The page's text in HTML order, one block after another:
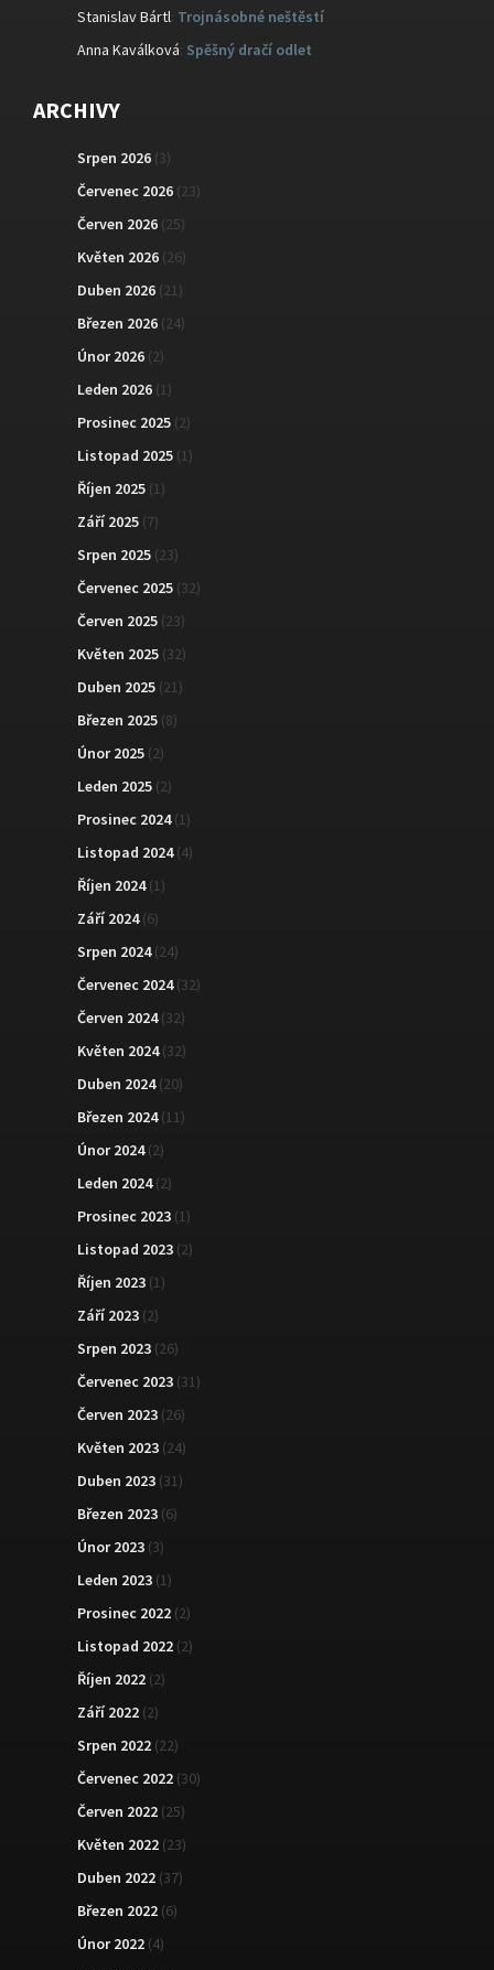
Stanislav Bártl: Trojnásobné neštěstí
Anna Kaválková: Spěšný dračí odlet
ARCHIVY
Srpen 2026 (3)
Červenec 2026 (23)
Červen 2026 (25)
Květen 2026 (26)
Duben 2026 (21)
Březen 2026 (24)
Únor 2026 (2)
Leden 2026 (1)
Prosinec 2025 (2)
Listopad 2025 (1)
Říjen 2025 (1)
Září 2025 (7)
Srpen 2025 (23)
Červenec 2025 (32)
Červen 2025 (23)
Květen 2025 (32)
Duben 2025 (21)
Březen 2025 (8)
Únor 2025 (2)
Leden 2025 (2)
Prosinec 2024(1)
Listopad 2024(4)
Říjen 2024(1)
Září 2024(6)
Srpen 2024(24)
Červenec 2024(32)
Červen 2024(32)
Květen 2024(32)
Duben 2024(20)
Březen 2024(11)
Únor 2024(2)
Leden 2024(2)
Prosinec 2023 (1)
Listopad 2023 (2)
Říjen 2023 (1)
Září 2023 (2)
Srpen 2023 (26)
Červenec 2023 (31)
Červen 2023 (26)
Květen 2023 (24)
Duben 2023 (31)
Březen 2023 (6)
Únor 2023 (3)
Leden 2023 (1)
Prosinec 2022 (2)
Listopad 2022 (2)
Říjen 2022 (2)
Září 2022 (2)
Srpen 2022 (22)
Červenec 2022 (30)
Červen 2022 (25)
Květen 2022 (23)
Duben 2022 (37)
Březen 2022 (6)
Únor 2022 (4)